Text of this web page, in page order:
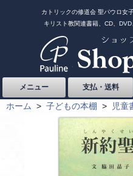
カトリックの修道会 聖パウロ女
キリスト教関連書籍、CD、
メニュー 支払・送料
ホーム > 子どもの本棚 > 児童